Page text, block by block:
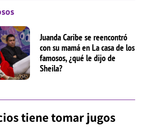
Juanda Caribe se reencontró
con su mamá en La casa de los
famosos, ¿qué le dijo de
Sheila?
tiene tomar jugos